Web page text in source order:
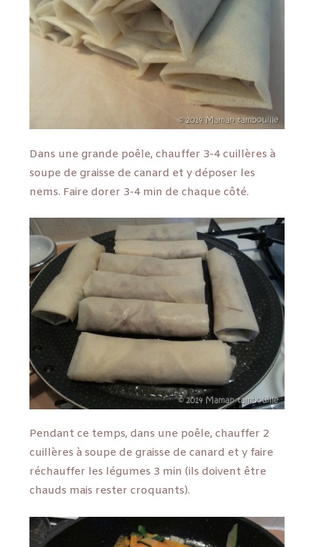
Dans une grande poêle, chauffer 3-4 cuillères à
soupe de graisse de canard et y déposer les
nems. Faire dorer 3-4 min de chaque côté.
Pendant ce temps, dans une poêle, chauffer 2
cuillères à soupe de graisse de canard et y faire
réchauffer les légumes 3 min (ils doivent être
chauds mais rester croquants).